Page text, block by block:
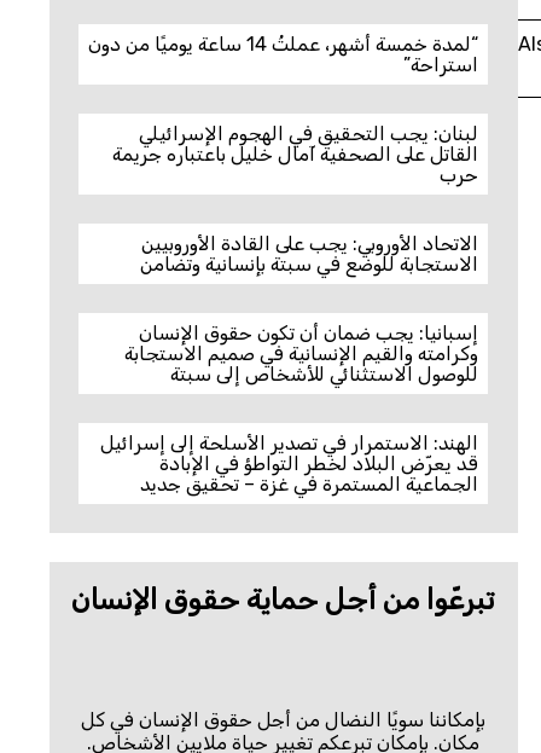
“لمدة خمسة أشهر، عملتُ 14 ساعة يوميًا من دون
استراحة”
لبنان: يجب التحقيق في الهجوم الإسرائيلي
القاتل على الصحفية آمال خليل باعتباره جريمة
حرب
الاتحاد الأوروبي: يجب على القادة الأوروبيين
الاستجابة للوضع في سبتة بإنسانية وتضامن
إسبانيا: يجب ضمان أن تكون حقوق الإنسان
وكرامته والقيم الإنسانية في صميم الاستجابة
للوصول الاستثنائي للأشخاص إلى سبتة
الهند: الاستمرار في تصدير الأسلحة إلى إسرائيل
قد يعرّض البلاد لخطر التواطؤ في الإبادة
الجماعية المستمرة في غزة – تحقيق جديد
تبرعّوا من أجل حماية حقوق الإنسان
بإمكاننا سويًا النضال من أجل حقوق الإنسان في كل
مكان. بإمكان تبرعكم تغيير حياة ملايين الأشخاص.